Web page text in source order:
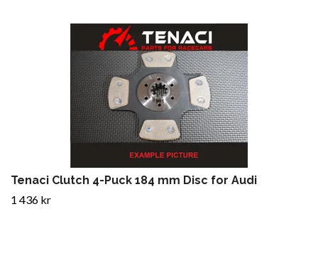
Tenaci Clutch 4-Puck 184 mm Disc for Audi
1 436 kr